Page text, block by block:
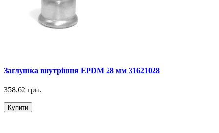
Заглушка внутрішня EPDM 28 мм 31621028
358.62 грн.
Купити